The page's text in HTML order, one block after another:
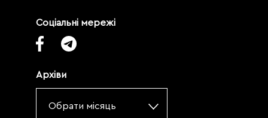
Соціальні мережі
Архіви
Обрати місяць